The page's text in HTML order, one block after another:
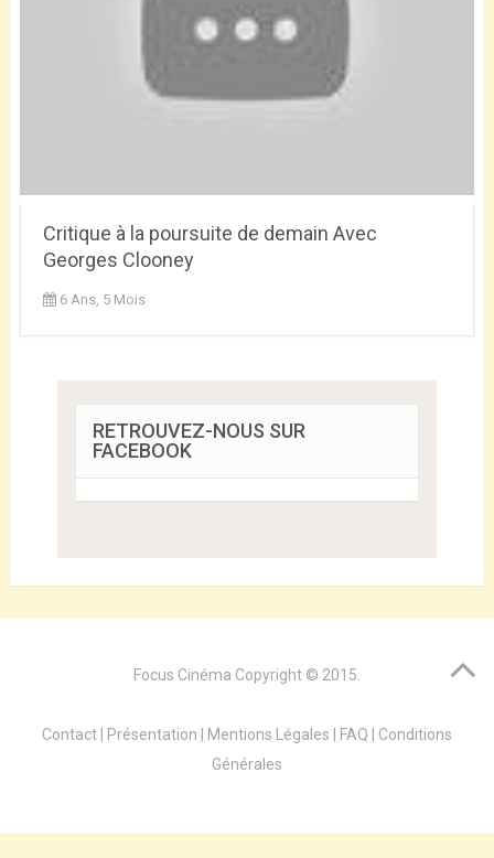
Critique à la poursuite de demain Avec
Georges Clooney
6 Ans, 5 Mois
RETROUVEZ-NOUS SUR
FACEBOOK
Focus Cinéma Copyright © 2015.
Contact Présentation Mentions Légales FAQ
Conditions
Générales